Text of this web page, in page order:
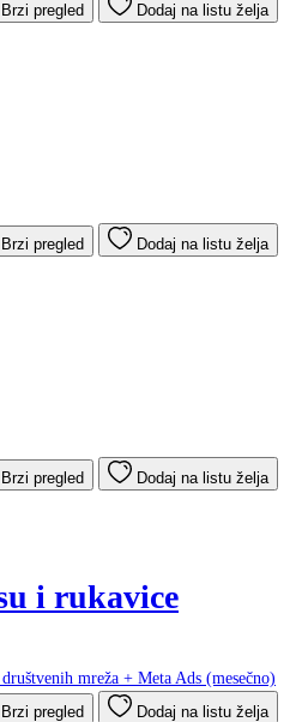
Brzi pregled
Dodaj na listu želja
Brzi pregled
Dodaj na listu želja
Brzi pregled
Dodaj na listu želja
i rukavice
Brzi pregled
Dodaj na listu želja